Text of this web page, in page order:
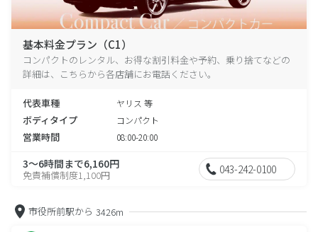
基本料金プラン（C1）
コンパクトのレンタル、お得な割引料金や予約、乗り捨てなどの
詳細は、こちらから各店舗にお電話ください。
代表車種 ヤリス 等
ボディタイプ コンパクト
営業時間 08:00-20:00
3～6時間まで6,160円
免責補償制度1,100円 043-242-0100
市役所前駅から 3426m